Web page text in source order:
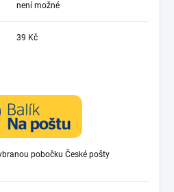
není možné
39 Kč
pobočku České pošty